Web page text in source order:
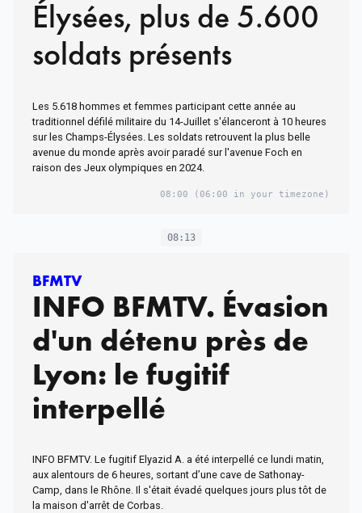
Élysées, plus de 5.600
soldats présents
Les 5.618 hommes et femmes participant cette année au
traditionnel défilé militaire du 14-Juillet s'élanceront à 10 heures
sur les Champs-Élysées. Les soldats retrouvent la plus belle
avenue du monde après avoir paradé sur l'avenue Foch en
raison des Jeux olympiques en 2024.
08:00 (06:00 in your timezone)
08:13
BFMTV
INFO BFMTV. Évasion
d'un détenu près de
Lyon: le fugitif
interpellé
INFO BFMTV. Le fugitif Elyazid A. a été interpellé ce lundi matin,
aux alentours de 6 heures, sortant d’une cave de Sathonay-
Camp, dans le Rhône. Il s'était évadé quelques jours plus tôt de
la maison d'arrêt de Corbas.